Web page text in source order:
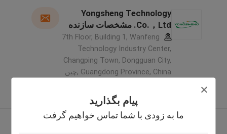
پیام بگذارید
ما به زودی با شما تماس خواهیم گرفت
Yongsheng Technology
Co.，Ltd. مشخصات سازنده
7th Floor, Building 1, Wanfeng
Technology Industry Center,
Changping Town, Dongguan City,
Guangdong Province, China ,چین
کننده تایید شده
بیشتر ببینید